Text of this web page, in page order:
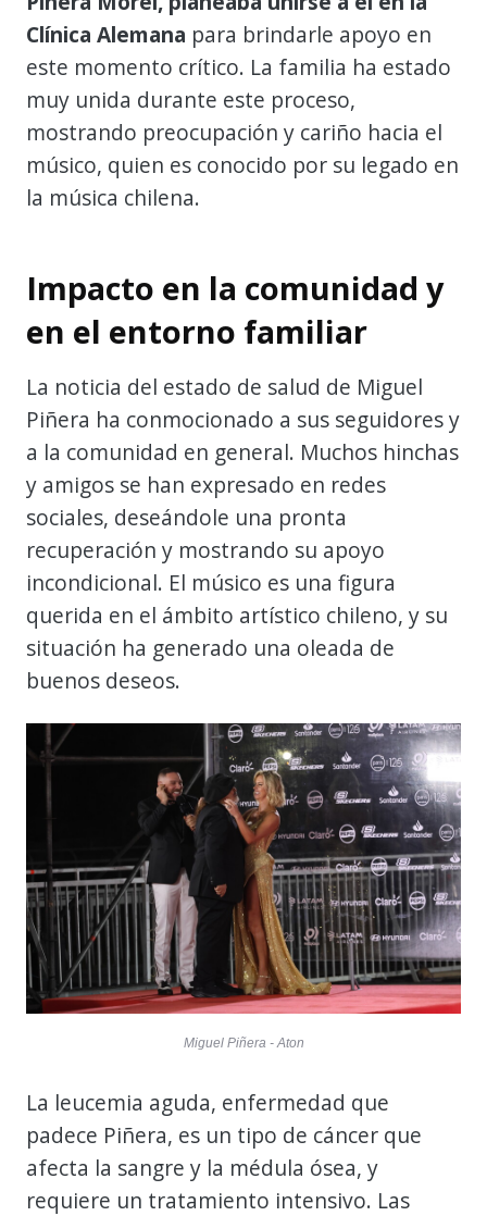
Clínica Alemana para brindarle apoyo en
este momento crítico. La familia ha estado
muy unida durante este proceso,
mostrando preocupación y cariño hacia el
músico, quien es conocido por su legado en
la música chilena.
Impacto en la comunidad y
en el entorno familiar
La noticia del estado de salud de Miguel
Piñera ha conmocionado a sus seguidores y
a la comunidad en general. Muchos hinchas
y amigos se han expresado en redes
sociales, deseándole una pronta
recuperación y mostrando su apoyo
incondicional. El músico es una figura
querida en el ámbito artístico chileno, y su
situación ha generado una oleada de
buenos deseos.
Miguel Piñera - Aton
La leucemia aguda, enfermedad que
padece Piñera, es un tipo de cáncer que
afecta la sangre y la médula ósea, y
requiere un tratamiento intensivo. Las